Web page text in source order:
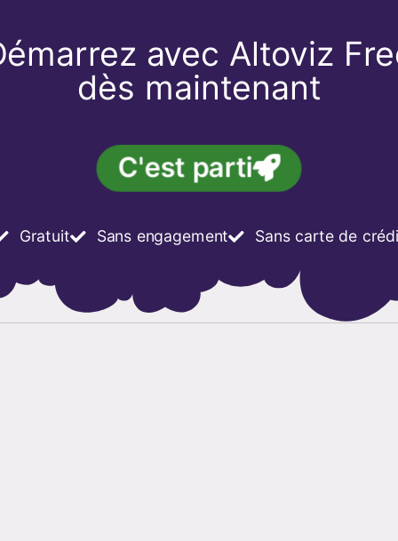
avec Altoviz
dès maintenant
C'est parti
Gratuit Sans engagement Sans carte de